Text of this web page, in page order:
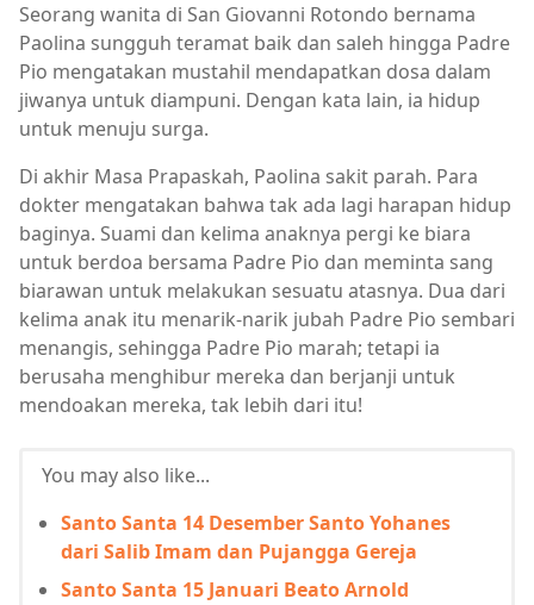
Seorang wanita di San Giovanni Rotondo bernama
Paolina sungguh teramat baik dan saleh hingga Padre
Pio mengatakan mustahil mendapatkan dosa dalam
jiwanya untuk diampuni. Dengan kata lain, ia hidup
untuk menuju surga.
Di akhir Masa Prapaskah, Paolina sakit parah. Para
dokter mengatakan bahwa tak ada lagi harapan hidup
baginya. Suami dan kelima anaknya pergi ke biara
untuk berdoa bersama Padre Pio dan meminta sang
biarawan untuk melakukan sesuatu atasnya. Dua dari
kelima anak itu menarik-narik jubah Padre Pio sembari
menangis, sehingga Padre Pio marah; tetapi ia
berusaha menghibur mereka dan berjanji untuk
mendoakan mereka, tak lebih dari itu!
You may also like...
Santo Santa 14 Desember Santo Yohanes
dari Salib Imam dan Pujangga Gereja
Santo Santa 15 Januari Beato Arnold